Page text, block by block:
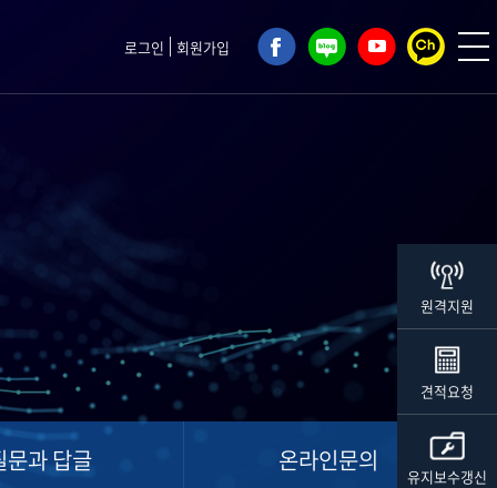
로그인 회원가입
문과 답글 온라인문의
원격지원
견적요청
유지보수갱신